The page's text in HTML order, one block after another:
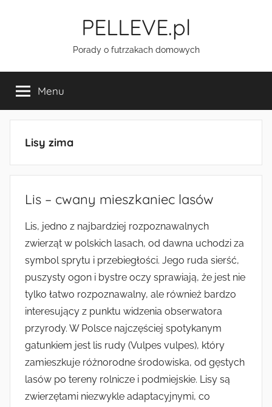
PELLEVE.pl
Porady o futrzakach domowych
Menu
Lisy zima
Lis – cwany mieszkaniec lasów
Lis, jedno z najbardziej rozpoznawalnych
zwierząt w polskich lasach, od dawna uchodzi za
symbol sprytu i przebiegłości. Jego ruda sierść,
puszysty ogon i bystre oczy sprawiają, że jest nie
tylko łatwo rozpoznawalny, ale również bardzo
interesujący z punktu widzenia obserwatora
przyrody. W Polsce najczęściej spotykanym
gatunkiem jest lis rudy (Vulpes vulpes), który
zamieszkuje różnorodne środowiska, od gęstych
lasów po tereny rolnicze i podmiejskie. Lisy są
zwierzętami niezwykle adaptacyjnymi, co